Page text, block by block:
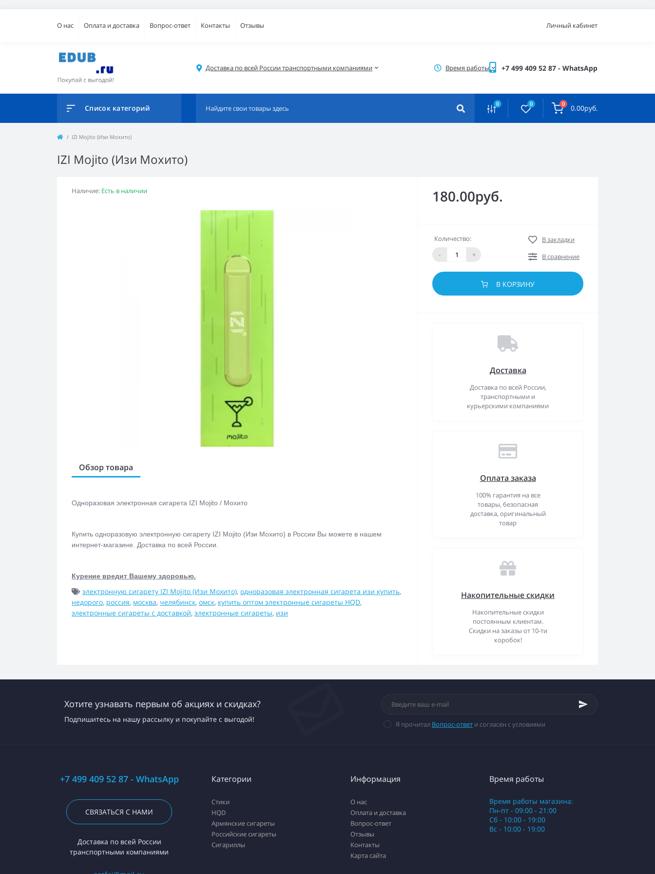
О нас Оплата и доставка Вопрос-ответ Контакты Отзывы Личный кабинет
Доставка по всей России транспортными компаниями Время работы +7 499 409 52 87 - WhatsApp
Список категорий 0 0 0 0.00руб.
IZI Mojito (Изи Мохито)
IZI Mojito (Изи Мохито)
Наличие: Есть в наличии
Обзор товара
Одноразовая электронная сигарета IZI Mojito / Мохито
Купить одноразовую электронную сигарету IZI Mojito (Изи Мохито) в России Вы можете в нашем
интернет-магазине. Доставка по всей России.
Курение вредит Вашему здоровью.
электронную сигарету IZI Mojito (Изи Мохито), одноразовая электронная сигарета изи купить,
недорого, россия, москва, челябинск, омск, купить оптом электронные сигареты HQD,
электронные сигареты с доставкой, электронные сигареты, изи
180.00руб.
Количество:
-
+
В закладки
В сравнение
В КОРЗИНУ
Доставка
Доставка по всей России,
транспортными и
курьерскими компаниями
Оплата заказа
100% гарантия на все
товары, безопасная
доставка, оригинальный
товар
Накопительные скидки
Накопительные скидки
постоянным клиентам.
Скидки на заказы от 10-ти
коробок!
Хотите узнавать первым об акциях и скидках?
Подпишитесь на нашу рассылку и покупайте с выгодой!
Я прочитал Вопрос-ответ и согласен с условиями
+7 499 409 52 87 - WhatsApp
СВЯЗАТЬСЯ С НАМИ
Доставка по всей России
транспортными компаниями
Категории
Стики
HQD
Армянские сигареты
Российские сигареты
Сигариллы
Информация
О нас
Оплата и доставка
Вопрос-ответ
Отзывы
Контакты
Карта сайта
Время работы
Время работы магазина:
Пн-пт - 09:00 - 21:00
Сб - 10:00 - 19:00
Вс - 10:00 - 19:00